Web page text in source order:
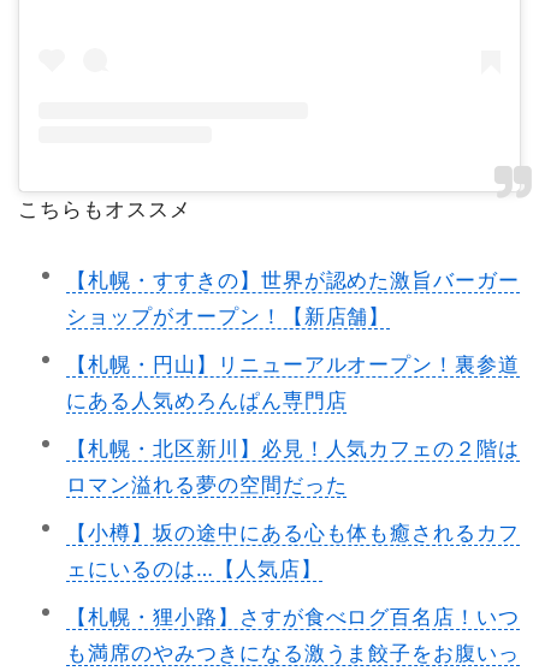
こちらもオススメ
【札幌・すすきの】世界が認めた激旨バーガー
ショップがオープン！【新店舗】
【札幌・円山】リニューアルオープン！裏参道
にある人気めろんぱん専門店
【札幌・北区新川】必見！人気カフェの２階は
ロマン溢れる夢の空間だった
【小樽】坂の途中にある心も体も癒されるカフ
ェにいるのは…【人気店】
【札幌・狸小路】さすが食べログ百名店！いつ
も満席のやみつきになる激うま餃子をお腹いっ